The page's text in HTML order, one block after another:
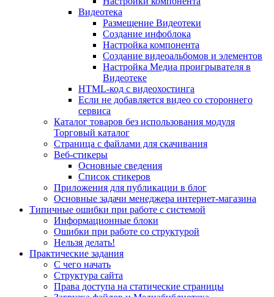
Видеотека
Размещение Видеотеки
Создание инфоблока
Настройка компонента
Создание видеоальбомов и элементов
Настройка Медиа проигрывателя в
Видеотеке
HTML-код с видеохостинга
Если не добавляется видео со стороннего
сервиса
Каталог товаров без использования модуля
Торговый каталог
Страница с файлами для скачивания
Веб-стикеры
Основные сведения
Список стикеров
Приложения для публикации в блог
Основные задачи менеджера интернет-магазина
Типичные ошибки при работе с системой
Информационные блоки
Ошибки при работе со структурой
Нельзя делать!
Практические задания
С чего начать
Структура сайта
Права доступа на статические страницы